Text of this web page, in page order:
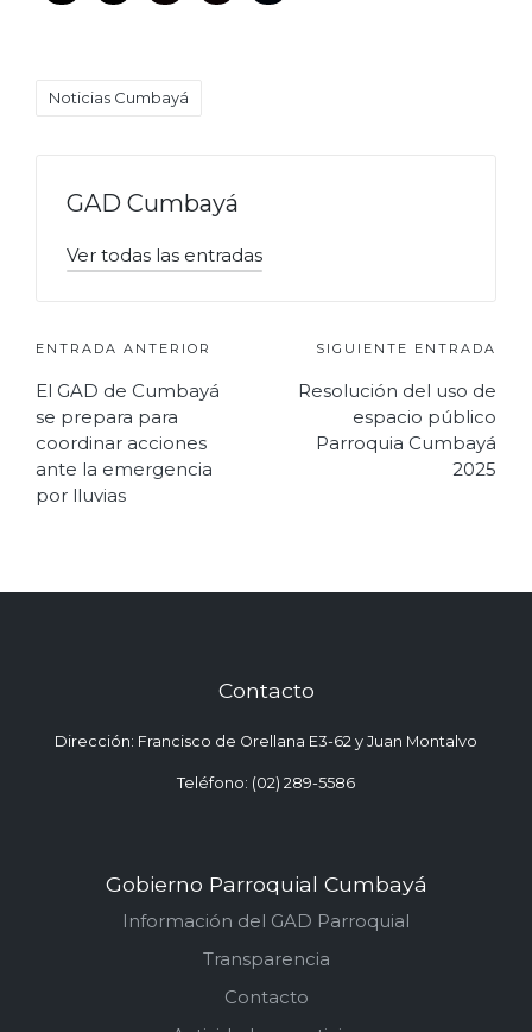
Noticias Cumbayá
GAD Cumbayá
Ver todas las entradas
Navegación
de
entradas
ENTRADA ANTERIOR
El GAD de Cumbayá
se prepara para
coordinar acciones
ante la emergencia
por lluvias
SIGUIENTE ENTRADA
Resolución del uso de
espacio público
Parroquia Cumbayá
2025
Contacto
Dirección: Francisco de Orellana E3-62 y Juan Montalvo
Teléfono: (02) 289-5586
Gobierno Parroquial Cumbayá
Información del GAD Parroquial
Transparencia
Contacto